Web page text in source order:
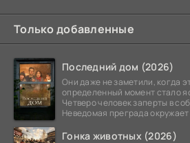
Только добавленные
Последний дом (2026)
Они даже не заметили, когда
определенный момент стало
Четверо человек заперты в
Неведомая преграда
Гонка животных (2026)